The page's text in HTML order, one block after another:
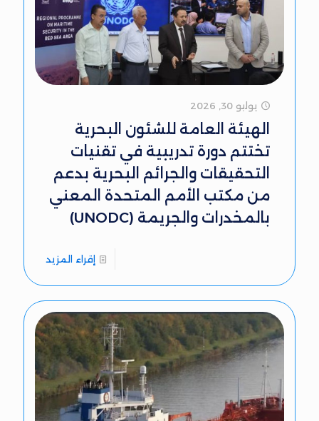
يوليو 30, 2026
الهيئة العامة للشئون البحرية
تختتم دورة تدريبية في تقنيات
التحقيقات والجرائم البحرية بدعم
من مكتب الأمم المتحدة المعني
بالمخدرات والجريمة (UNODC)
إقراء المزيد